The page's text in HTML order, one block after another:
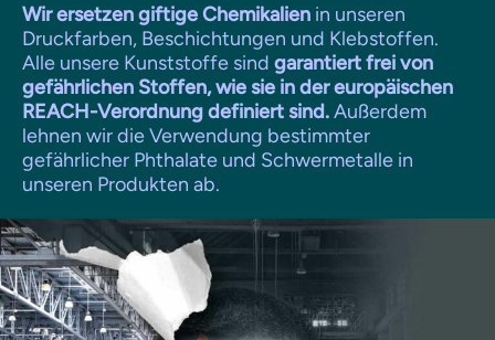
Wir ersetzen giftige Chemikalien in unseren
Druckfarben, Beschichtungen und Klebstoffen.
Alle unsere Kunststoffe sind garantiert frei von
gefährlichen Stoffen, wie sie in der europäischen
REACH-Verordnung definiert sind.Außerdem
lehnen wir die Verwendung bestimmter
gefährlicher Phthalate und Schwermetalle in
unseren Produkten ab.